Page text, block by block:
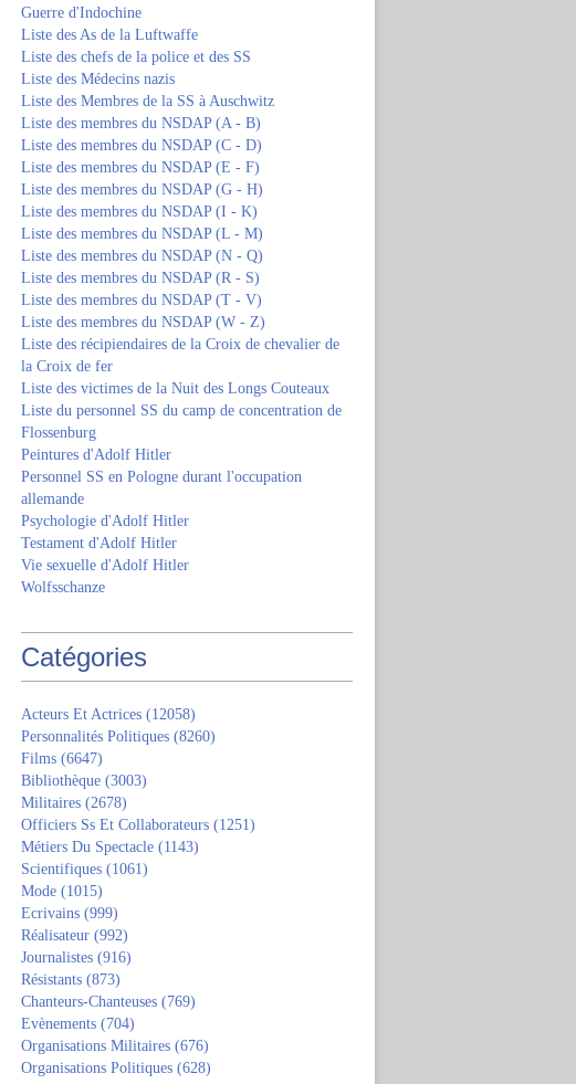
Guerre d'Indochine
Liste des As de la Luftwaffe
Liste des chefs de la police et des SS
Liste des Médecins nazis
Liste des Membres de la SS à Auschwitz
Liste des membres du NSDAP (A - B)
Liste des membres du NSDAP (C - D)
Liste des membres du NSDAP (E - F)
Liste des membres du NSDAP (G - H)
Liste des membres du NSDAP (I - K)
Liste des membres du NSDAP (L - M)
Liste des membres du NSDAP (N - Q)
Liste des membres du NSDAP (R - S)
Liste des membres du NSDAP (T - V)
Liste des membres du NSDAP (W - Z)
Liste des récipiendaires de la Croix de chevalier de
la Croix de fer
Liste des victimes de la Nuit des Longs Couteaux
Liste du personnel SS du camp de concentration de
Flossenburg
Peintures d'Adolf Hitler
Personnel SS en Pologne durant l'occupation
allemande
Psychologie d'Adolf Hitler
Testament d'Adolf Hitler
Vie sexuelle d'Adolf Hitler
Wolfsschanze
Catégories
Acteurs Et Actrices (12058)
Personnalités Politiques (8260)
Films (6647)
Bibliothèque (3003)
Militaires (2678)
Officiers Ss Et Collaborateurs (1251)
Métiers Du Spectacle (1143)
Scientifiques (1061)
Mode (1015)
Ecrivains (999)
Réalisateur (992)
Journalistes (916)
Résistants (873)
Chanteurs-Chanteuses (769)
Evènements (704)
Organisations Militaires (676)
Organisations Politiques (628)